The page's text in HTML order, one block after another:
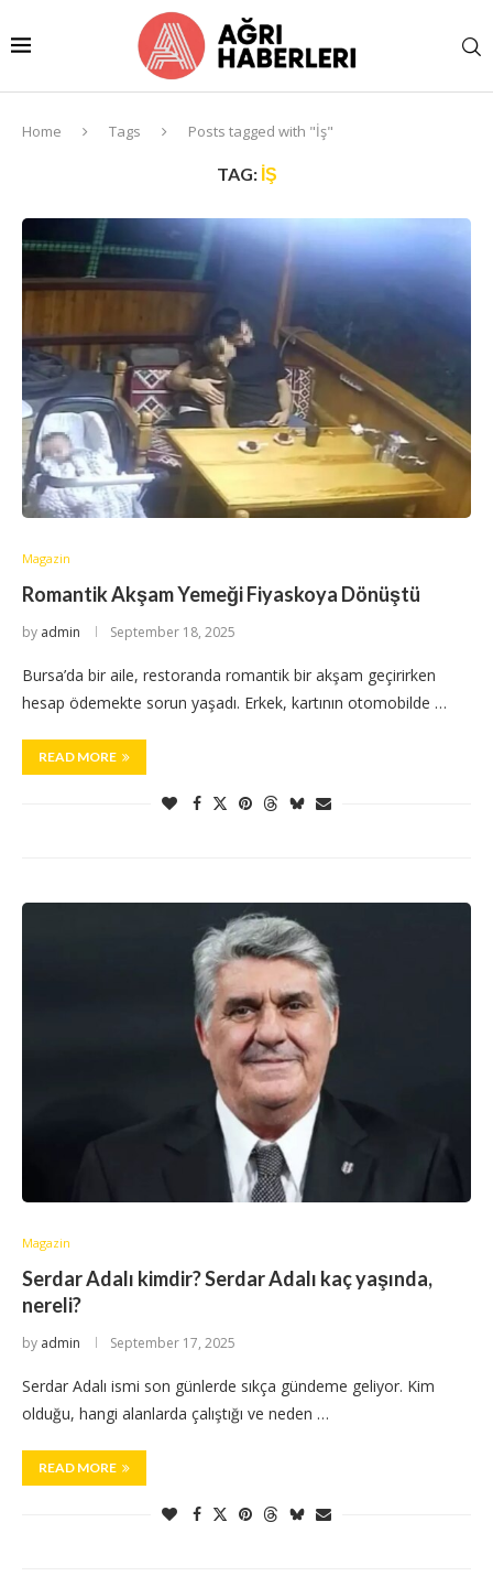
Home Tags Posts tagged with "İş"
TAG: İŞ
Magazin
Romantik Akşam Yemeği Fiyaskoya Dönüştü
by admin September 18, 2025
Bursa’da bir aile, restoranda romantik bir akşam geçirirken
hesap ödemekte sorun yaşadı. Erkek, kartının otomobilde …
READ MORE
Magazin
Serdar Adalı kimdir? Serdar Adalı kaç yaşında,
nereli?
by admin September 17, 2025
Serdar Adalı ismi son günlerde sıkça gündeme geliyor. Kim
olduğu, hangi alanlarda çalıştığı ve neden …
READ MORE